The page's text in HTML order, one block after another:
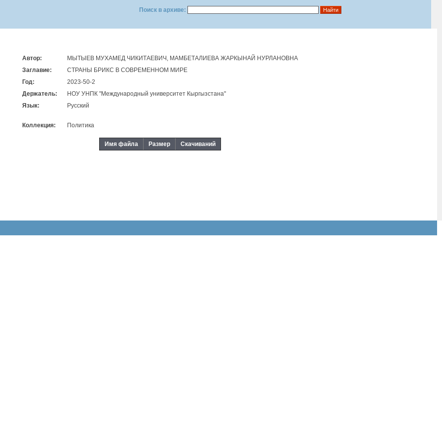
Поиск в архиве:
Автор:
МЫТЫЕВ МУХАМЕД ЧИКИТАЕВИЧ, МАМБЕТАЛИЕВА ЖАРКЫНАЙ НУРЛАНОВНА
Заглавие:
СТРАНЫ БРИКС В СОВРЕМЕННОМ МИРЕ
Год:
2023-50-2
Держатель:
НОУ УНПК "Международный университет Кыргызстана"
Язык:
Русский
Коллекция: Политика
Имя файла Размер Скачиваний